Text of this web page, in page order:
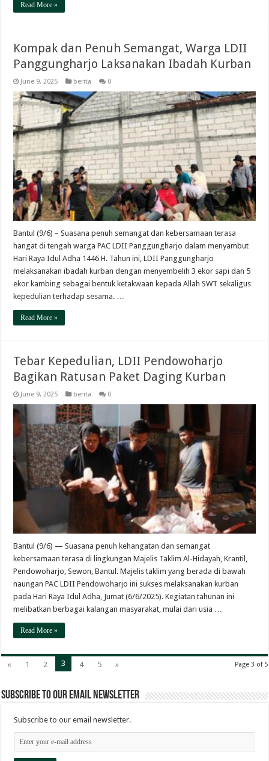
Read More »
Kompak dan Penuh Semangat, Warga LDII
Panggungharjo Laksanakan Ibadah Kurban
June 9, 2025 berita 0
Bantul (9/6) – Suasana penuh semangat dan kebersamaan terasa
hangat di tengah warga PAC LDII Panggungharjo dalam menyambut
Hari Raya Idul Adha 1446 H. Tahun ini, LDII Panggungharjo
melaksanakan ibadah kurban dengan menyembelih 3 ekor sapi dan 5
ekor kambing sebagai bentuk ketakwaan kepada Allah SWT sekaligus
kepedulian terhadap sesama. …
Read More »
Tebar Kepedulian, LDII Pendowoharjo
Bagikan Ratusan Paket Daging Kurban
June 9, 2025 berita 0
Bantul (9/6) — Suasana penuh kehangatan dan semangat
kebersamaan terasa di lingkungan Majelis Taklim Al-Hidayah, Krantil,
Pendowoharjo, Sewon, Bantul. Majelis taklim yang berada di bawah
naungan PAC LDII Pendowoharjo ini sukses melaksanakan kurban
pada Hari Raya Idul Adha, Jumat (6/6/2025). Kegiatan tahunan ini
melibatkan berbagai kalangan masyarakat, mulai dari usia …
Read More »
Page 3 of 5
« 1 2 3 4 5 »
Subscribe to our email newsletter
Subscribe to our email newsletter.